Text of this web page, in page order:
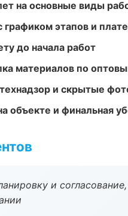
на основные виды
графиком этапов и
до начала работ
материалов по
и скрытые
объекте и финальная
и